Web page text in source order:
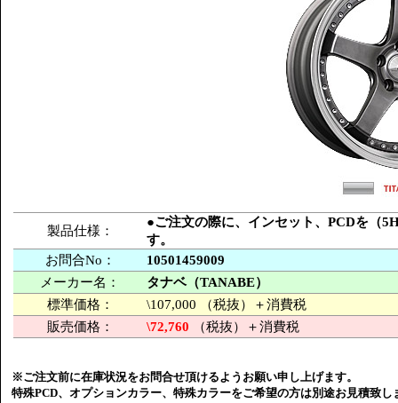
製品仕様：
●ご注文の際に、インセット、PCDを（
す。
お問合No：
10501459009
メーカー名：
タナベ（TANABE）
標準価格：
\107,000 （税抜）＋消費税
販売価格：
\72,760 （税抜）＋消費税
※ご注文前に在庫状況をお問合せ頂けるようお願い申し上げます。
特殊PCD、オプションカラー、特殊カラーをご希望の方は別途お見積致し